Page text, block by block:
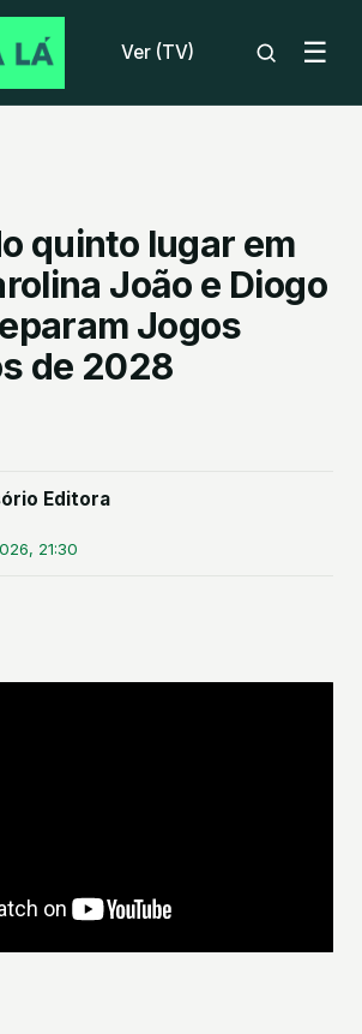
Ver (TV) ☰
quinto lugar em
João e Diogo
Jogos
de 2028
Editora
21:30